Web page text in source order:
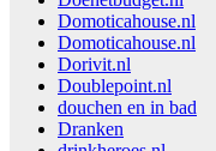
Domoticahouse.nl
Domoticahouse.nl
Dorivit.nl
Doublepoint.nl
douchen en in bad
Dranken